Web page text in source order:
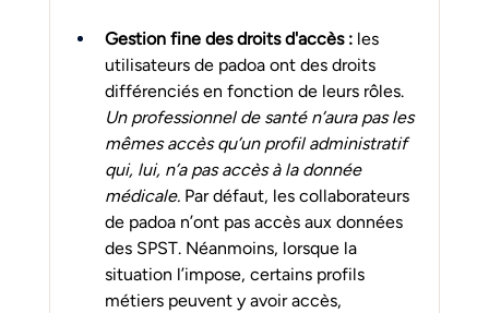
Gestion fine des droits d'accès : les
utilisateurs de padoa ont des droits
différenciés en fonction de leurs rôles.
Un professionnel de santé n’aura pas les
mêmes accès qu’un profil administratif
qui, lui, n’a pas accès à la donnée
médicale. Par défaut, les collaborateurs
de padoa n’ont pas accès aux données
des SPST. Néanmoins, lorsque la
situation l’impose, certains profils
métiers peuvent y avoir accès,